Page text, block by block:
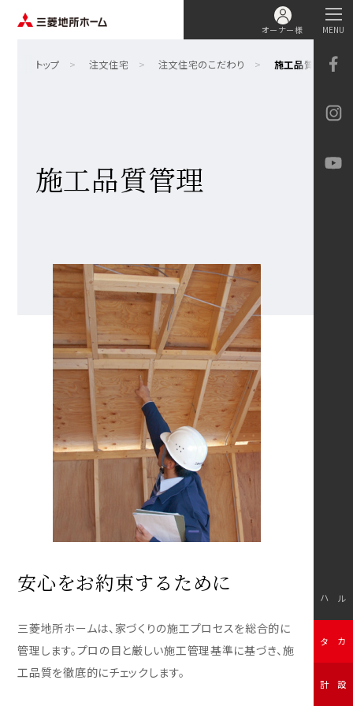
オーナー様 MENU
トップ 注文住宅 注文住宅のこだわり 施工品質管理
施工品質管理
安心をお約束するために
三菱地所ホームは、家づくりの施工プロセスを総合的に
管理します。プロの目と厳しい施工管理基準に基づき、施
工品質を徹底的にチェックします。